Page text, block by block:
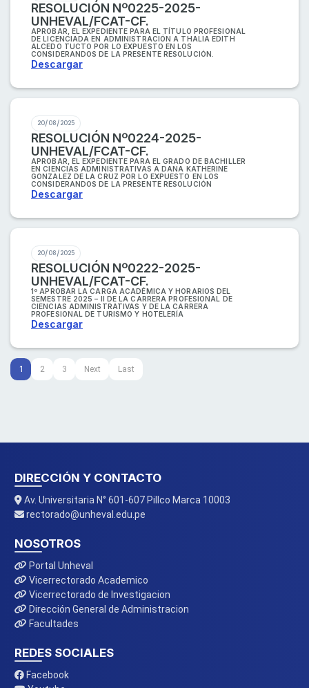
RESOLUCIÓN Nº0225-2025-
UNHEVAL/FCAT-CF.
APROBAR, EL EXPEDIENTE PARA EL TÍTULO PROFESIONAL
DE LICENCIADA EN ADMINISTRACIÓN A THALIA EDITH
ALCEDO TUCTO POR LO EXPUESTO EN LOS
CONSIDERANDOS DE LA PRESENTE RESOLUCIÓN.
Descargar
20/08/2025
RESOLUCIÓN Nº0224-2025-
UNHEVAL/FCAT-CF.
APROBAR, EL EXPEDIENTE PARA EL GRADO DE BACHILLER
EN CIENCIAS ADMINISTRATIVAS A DANA KATHERINE
GONZALEZ DE LA CRUZ POR LO EXPUESTO EN LOS
CONSIDERANDOS DE LA PRESENTE RESOLUCIÓN
Descargar
20/08/2025
RESOLUCIÓN Nº0222-2025-
UNHEVAL/FCAT-CF.
1º APROBAR LA CARGA ACADÉMICA Y HORARIOS DEL
SEMESTRE 2025 – II DE LA CARRERA PROFESIONAL DE
CIENCIAS ADMINISTRATIVAS Y DE LA CARRERA
PROFESIONAL DE TURISMO Y HOTELERÍA
Descargar
1 2 3 Next Last
DIRECCIÓN Y CONTACTO
Av. Universitaria N° 601-607 Pillco Marca 10003
rectorado@unheval.edu.pe
NOSOTROS
Portal Unheval
Vicerrectorado Academico
Vicerrectorado de Investigacion
Dirección General de Administracion
Facultades
REDES SOCIALES
Facebook